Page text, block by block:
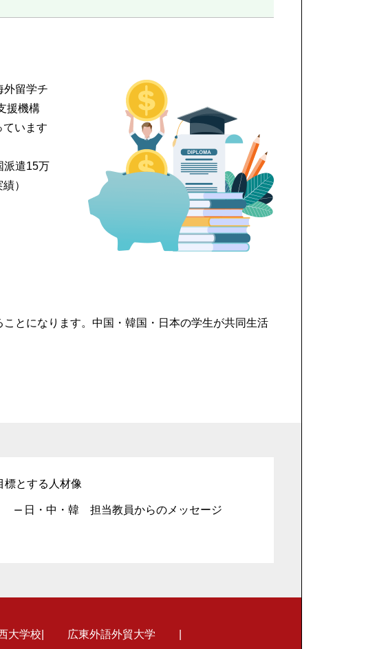
外留学チ
援機構
ています
派遣15万
）
とになります。中国・韓国・日本の学生が共同生活
標とする人材像
日・中・韓 担当教員からのメッセージ
大学校 広東外語外貿大学